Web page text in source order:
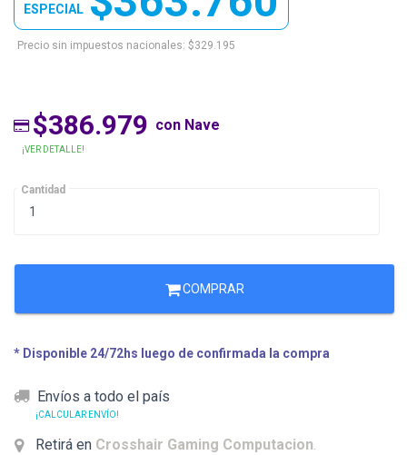
ESPECIAL
Precio sin impuestos nacionales: $329.195
$386.979 con Nave
¡VER DETALLE!
Cantidad
COMPRAR
* Disponible 24/72hs luego de confirmada la compra
Envíos a todo el país
¡CALCULAR ENVÍO!
Retirá en Crosshair Gaming Computacion.